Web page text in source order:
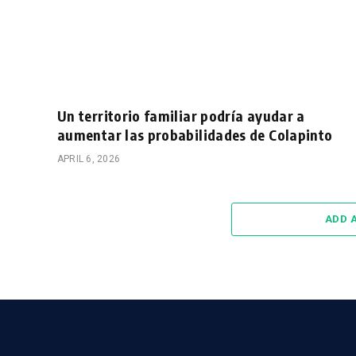
Un territorio familiar podría ayudar a
aumentar las probabilidades de Colapinto
APRIL 6, 2026
ADD